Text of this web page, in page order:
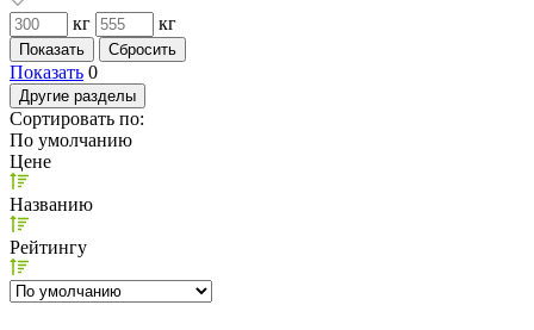
кг кг
Показать 0
Другие разделы
Сортировать по:
По умолчанию
Цене
Названию
Рейтингу